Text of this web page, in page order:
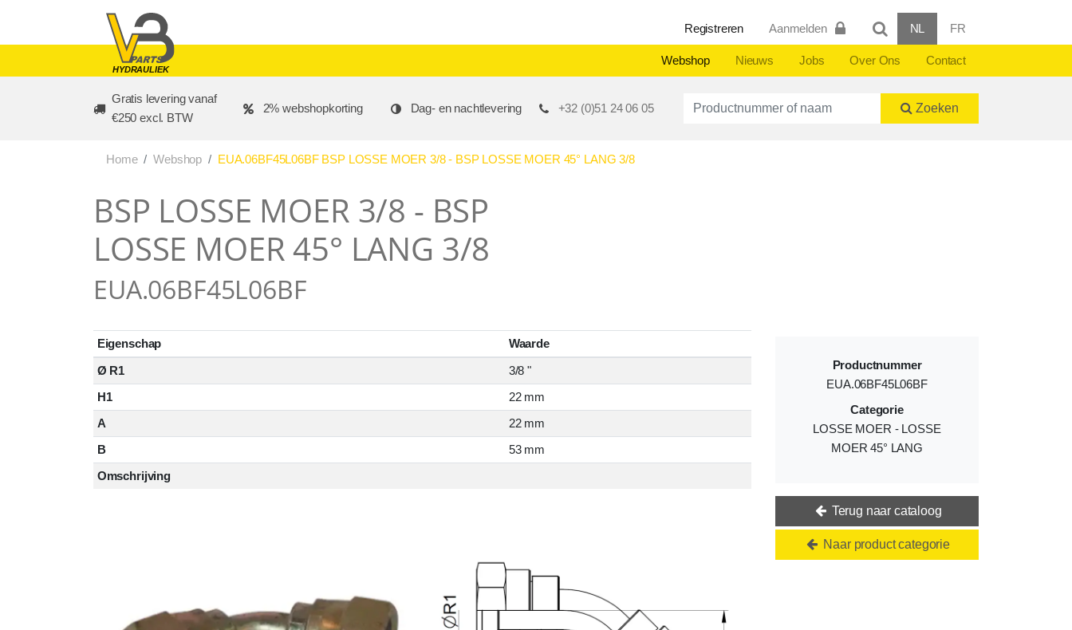
HYDRAULIEK
Registreren Aanmelden NL FR
Webshop Nieuws Jobs Over Ons Contact
Gratis levering vanaf
€250 excl. BTW
2% webshopkorting Dag- en nachtlevering +32 (0)51 24 06 05 Productnummer of naam Zoeken
Home Webshop EUA.06BF45L06BF BSP LOSSE MOER 3/8 - BSP LOSSE MOER 45° LANG 3/8
BSP LOSSE MOER 3/8 - BSP
LOSSE MOER 45° LANG 3/8
EUA.06BF45L06BF
Eigenschap
Waarde
Ø R1
3/8 "
H1
22 mm
A
22 mm
B
53 mm
Omschrijving
Productnummer
EUA.06BF45L06BF
Categorie
LOSSE MOER - LOSSE
MOER 45° LANG
Terug naar cataloog
Naar product categorie